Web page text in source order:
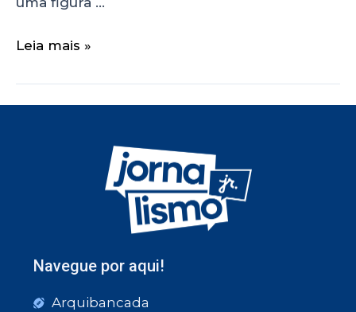
Leia mais »
Navegue por aqui!
Arquibancada